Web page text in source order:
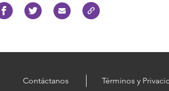
Contáctanos Términos y